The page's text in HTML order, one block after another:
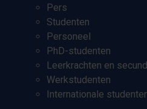
Pers
Studenten
Personeel
PhD-studenten
Leerkrachten en
Werkstudenten
Internationale